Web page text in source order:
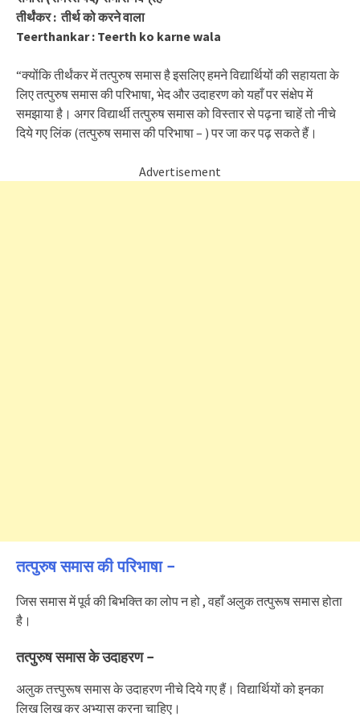
तीर्थंकर : तीर्थ को करने वाला
Teerthankar : Teerth ko karne wala
“क्योंकि तीर्थंकर में तत्पुरुष समास है इसलिए हमने विद्यार्थियों की सहायता के
लिए तत्पुरुष समास की परिभाषा, भेद और उदाहरण को यहाँ पर संक्षेप में
समझाया है। अगर विद्यार्थी तत्पुरुष समास को विस्तार से पढ़ना चाहें तो नीचे
दिये गए लिंक (तत्पुरुष समास की परिभाषा – ) पर जा कर पढ़ सकते हैं।
Advertisement
तत्पुरुष समास की परिभाषा –
जिस समास में पूर्व की बिभक्ति का लोप न हो , वहाँ अलुक तत्पुरूष समास होता
है।
तत्पुरुष समास के उदाहरण –
अलुक तत्त्पुरूष समास के उदाहरण नीचे दिये गए हैं। विद्यार्थियों को इनका
लिख लिख कर अभ्यास करना चाहिए।